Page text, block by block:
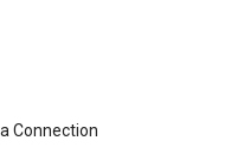
Connection